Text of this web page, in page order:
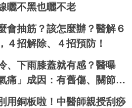
曬不黑也曬不老
會抽筋？該怎麼辦？醫解６
４招解除、４招預防！
、下雨膝蓋就有感？醫曝
痛」成因：有舊傷、關節發
命
用銅板啦！中醫師親授刮痧